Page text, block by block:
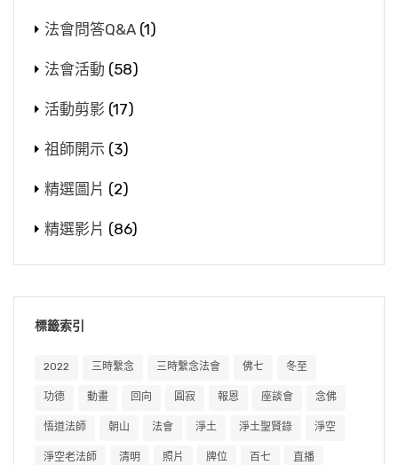
法會問答Q&A (1)
法會活動 (58)
活動剪影 (17)
祖師開示 (3)
精選圖片 (2)
精選影片 (86)
標籤索引
2022 三時繫念 三時繫念法會 佛七 冬至
功德 動畫 回向 圓寂 報恩 座談會 念佛
悟道法師 朝山 法會 淨土 淨土聖賢錄 淨空
淨空老法師 清明 照片 牌位 百七 直播